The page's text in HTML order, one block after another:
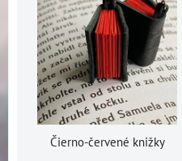
Čierno-červené knižky